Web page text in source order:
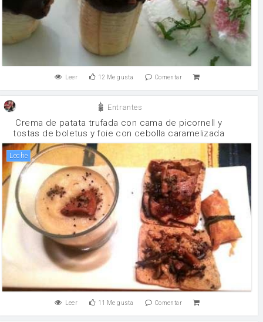
Leer 12 Me gusta Comentar
Entrantes
Crema de patata trufada con cama de picornell y
tostas de boletus y foie con cebolla caramelizada
leche
Leer 11 Me gusta Comentar